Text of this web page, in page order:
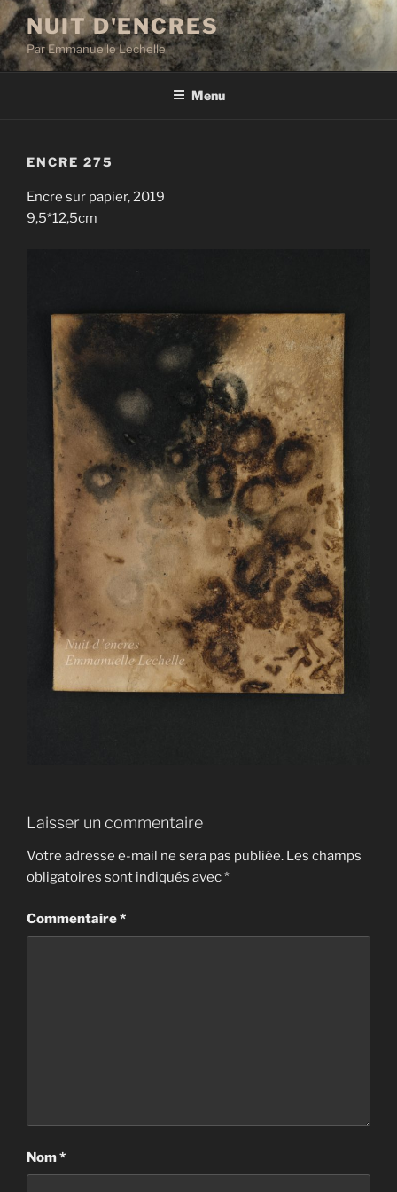
Aller
au
contenu
principal
NUIT D'ENCRES
Par Emmanuelle Lechelle
Menu
ENCRE 275
Encre sur papier, 2019
9,5*12,5cm
Laisser un commentaire
Votre adresse e-mail ne sera pas publiée. Les champs
obligatoires sont indiqués avec*
Commentaire*
Nom*